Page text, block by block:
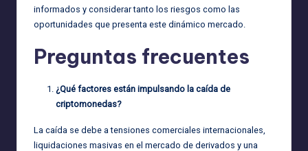
informados y considerar tanto los riesgos como las
oportunidades que presenta este dinámico mercado.
Preguntas frecuentes
¿Qué factores están impulsando la caída de
criptomonedas?
La caída se debe a tensiones comerciales internacionales,
liquidaciones masivas en el mercado de derivados y una